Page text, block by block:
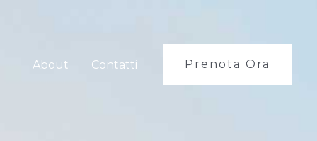
About Contatti Prenota Ora